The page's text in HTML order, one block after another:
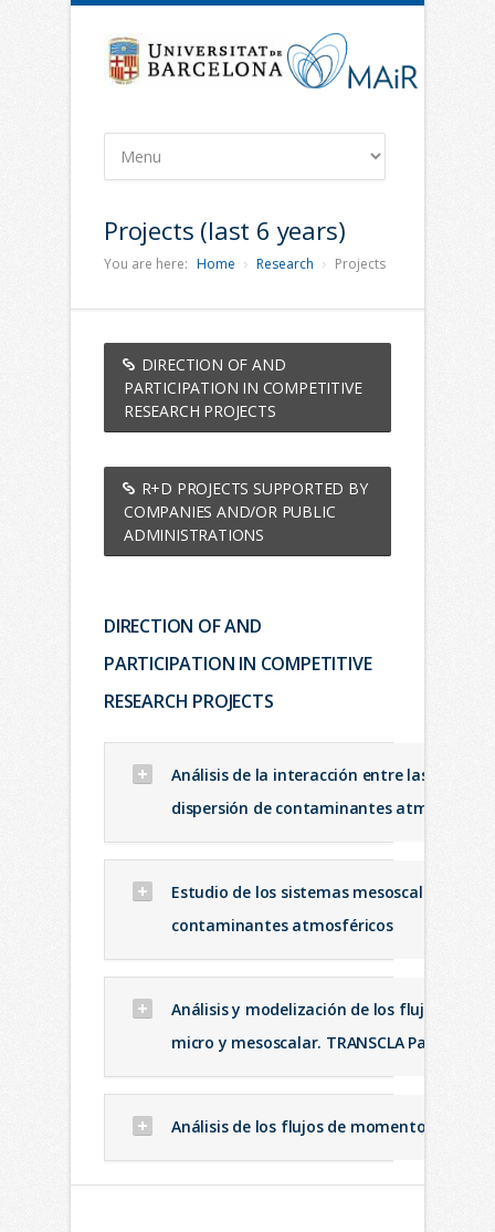
Projects (last 6 years)
You are here: Home Research Projects
DIRECTION OF AND
PARTICIPATION IN COMPETITIVE
RESEARCH PROJECTS
R+D PROJECTS SUPPORTED BY
COMPANIES AND/OR PUBLIC
ADMINISTRATIONS
DIRECTION OF AND
PARTICIPATION IN COMPETITIVE
RESEARCH PROJECTS
Análisis de la interacción entre las ondas
dispersión de contaminantes
Estudio de los sistemas mesoscalares
contaminantes atmosféricos
Análisis y modelización de los flujos de
micro y mesoscalar. TRANSCLA Parte II
Análisis de los flujos de momento, calor y